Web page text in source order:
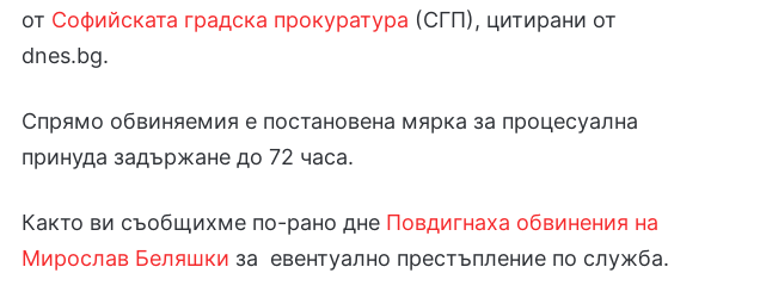
от Софийската градска прокуратура (СГП), цитирани от
dnes.bg.
Спрямо обвиняемия е постановена мярка за процесуална
принуда задържане до 72 часа.
Както ви съобщихме по-рано дне Повдигнаха обвинения на
Мирослав Беляшки за евентуално престъпление по служба.